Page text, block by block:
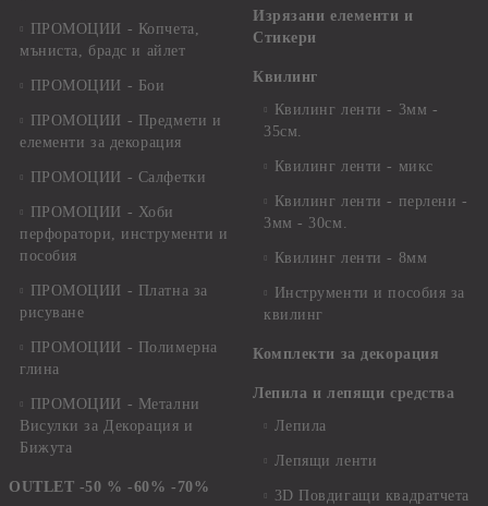
ПРОМОЦИИ - Копчета,
мъниста, брадс и айлет
ПРОМОЦИИ - Бои
ПРОМОЦИИ - Предмети и
елементи за декорация
ПРОМОЦИИ - Салфетки
ПРОМОЦИИ - Хоби
перфоратори, инструменти и
пособия
ПРОМОЦИИ - Платна за
рисуване
ПРОМОЦИИ - Полимерна
глина
ПРОМОЦИИ - Метални
Висулки за Декорация и
Бижута
OUTLET -50 % -60% -70%
Изрязани елементи и
Стикери
Квилинг
Квилинг ленти - 3мм -
35см.
Квилинг ленти - микс
Квилинг ленти - перлени -
3мм - 30см.
Квилинг ленти - 8мм
Инструменти и пособия за
квилинг
Комплекти за декорация
Лепила и лепящи средства
Лепила
Лепящи ленти
3D Повдигащи квадратчета